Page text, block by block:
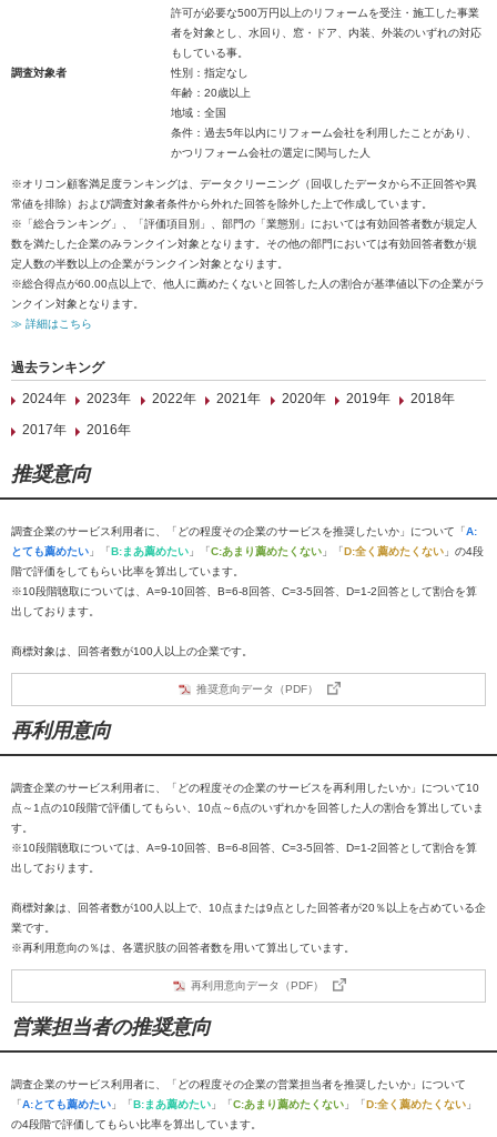
許可が必要な500万円以上のリフォームを受注・施工した事業
者を対象とし、水回り、窓・ドア、内装、外装のいずれの対応
もしている事。
調査対象者
性別：指定なし
年齢：20歳以上
地域：全国
条件：過去5年以内にリフォーム会社を利用したことがあり、
かつリフォーム会社の選定に関与した人
※オリコン顧客満足度ランキングは、データクリーニング（回収したデータから不正回答や異
常値を排除）および調査対象者条件から外れた回答を除外した上で作成しています。
※「総合ランキング」、「評価項目別」、部門の「業態別」においては有効回答者数が規定人
数を満たした企業のみランクイン対象となります。その他の部門においては有効回答者数が規
定人数の半数以上の企業がランクイン対象となります。
※総合得点が60.00点以上で、他人に薦めたくないと回答した人の割合が基準値以下の企業がラ
ンクイン対象となります。
≫ 詳細はこちら
過去ランキング
2024年
2023年 2022年 2021年 2020年 2019年
2018年
2017年
2016年
推奨意向
調査企業のサービス利用者に、「どの程度その企業のサービスを推奨したいか」について「A:
とても薦めたい 」「B:まあ薦めたい 」「C:あまり薦めたくない 」「D:全く薦めたくない 」の4段
階で評価をしてもらい比率を算出しています。
※10段階聴取については、A=9-10回答、B=6-8回答、C=3-5回答、D=1-2回答として割合を算
出しております。
商標対象は、回答者数が100人以上の企業です。
推奨意向データ（PDF）
再利用意向
調査企業のサービス利用者に、「どの程度その企業のサービスを再利用したいか」について10
点～1点の10段階で評価してもらい、10点～6点のいずれかを回答した人の割合を算出していま
す。
※10段階聴取については、A=9-10回答、B=6-8回答、C=3-5回答、D=1-2回答として割合を算
出しております。
商標対象は、回答者数が100人以上で、10点または9点とした回答者が20％以上を占めている企
業です。
※再利用意向の％は、各選択肢の回答者数を用いて算出しています。
再利用意向データ（PDF）
営業担当者の推奨意向
調査企業のサービス利用者に、「どの程度その企業の営業担当者を推奨したいか」について
「A:とても薦めたい 」「B:まあ薦めたい 」「C:あまり薦めたくない 」「D:全く薦めたくない 」
の4段階で評価してもらい比率を算出しています。